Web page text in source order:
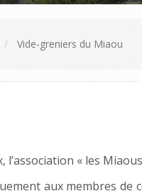
Vide-greniers du Miaou
l’association « les
aux membres